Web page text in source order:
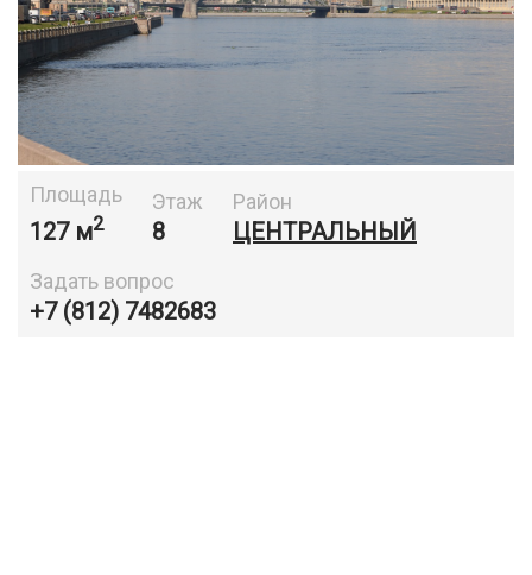
Площадь
127 м2
Этаж
8
Район
ЦЕНТРАЛЬНЫЙ
Задать вопрос
+7 (812) 7482683